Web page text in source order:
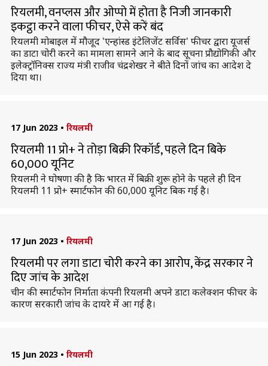
रियलमी, वनप्लस और ओप्पो में होता है निजी जानकारी
इकट्ठा करने वाला फीचर, ऐसे करें बंद
रियलमी मोबाइल में मौजूद 'एन्हांस्ड इंटेलिजेंट सर्विस' फीचर द्वारा यूजर्स
का डाटा चोरी करने का मामला सामने आने के बाद सूचना प्रौद्योगिकी और
इलेक्ट्रॉनिक्स राज्य मंत्री राजीव चंद्रशेखर ने बीते दिनों जांच का आदेश दे
दिया था।
17 Jun 2023 • रियलमी
रियलमी 11 प्रो+ ने तोड़ा बिक्री रिकॉर्ड, पहले दिन बिके
60,000 यूनिट
रियलमी ने घोषणा की है कि भारत में बिक्री शुरू होने के पहले ही दिन
रियलमी 11 प्रो+ स्मार्टफोन की 60,000 यूनिट बिक गई है।
17 Jun 2023 • रियलमी
रियलमी पर लगा डाटा चोरी करने का आरोप, केंद्र सरकार ने
दिए जांच के आदेश
चीन की स्मार्टफोन निर्माता कंपनी रियलमी अपने डाटा कलेक्शन फीचर के
कारण सरकारी जांच के दायरे में आ गई है।
15 Jun 2023 • रियलमी